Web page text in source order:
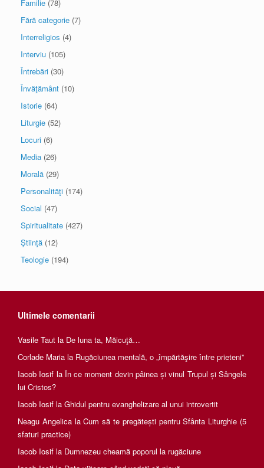
Familie (78)
Fără categorie (7)
Interreligios (4)
Interviu (105)
Întrebări (30)
Învăţământ (10)
Istorie (64)
Liturgie (52)
Locuri (6)
Media (26)
Morală (29)
Personalităţi (174)
Social (47)
Spiritualitate (427)
Ştiinţă (12)
Teologie (194)
Ultimele comentarii
Vasile Taut la De luna ta, Măicuţă…
Corlade Maria la Rugăciunea mentală, o „împărtăşire între prieteni”
Iacob Iosif la În ce moment devin pâinea și vinul Trupul și Sângele
lui Cristos?
Iacob Iosif la Ghidul pentru evanghelizare al unui introvertit
Neagu AngelicalaCum să te pregătești pentru Sfânta Liturghie (5
sfaturi practice)
Iacob Iosif la Dumnezeu cheamă poporul la rugăciune